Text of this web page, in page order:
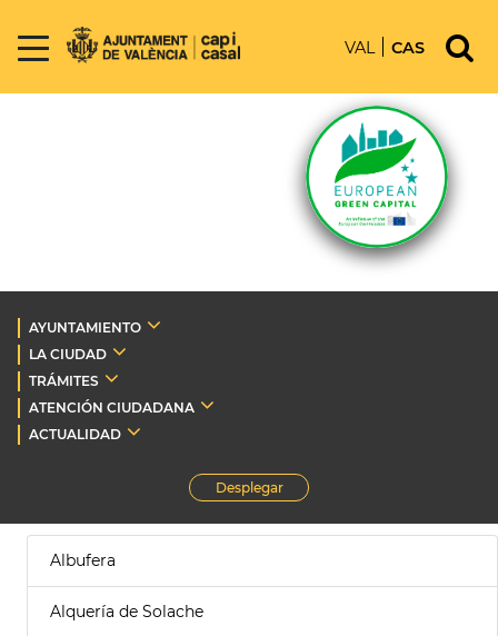
VAL CAS
AYUNTAMIENTO
LA CIUDAD
TRÁMITES
ATENCIÓN CIUDADANA
ACTUALIDAD
Desplegar
Albufera
Alquería de Solache